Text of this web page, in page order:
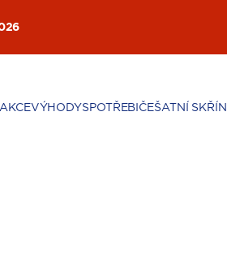
AKCEVÝHODYSPOTŘEBIČEŠATNÍ